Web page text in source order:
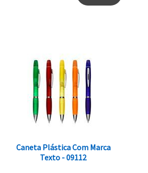
Caneta Plástica Com Marca
Texto - 09112